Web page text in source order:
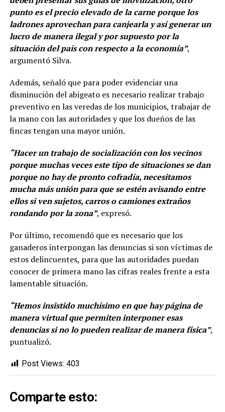
punto es el precio elevado de la carne porque los
ladrones aprovechan para canjearla y así generar un
lucro de manera ilegal y por supuesto por la
situación del país con respecto a la economía”,
argumentó Silva.
Además, señaló que para poder evidenciar una
disminución del abigeato es necesario realizar trabajo
preventivo en las veredas de los municipios, trabajar de
la mano con las autoridades y que los dueños de las
fincas tengan una mayor unión.
“Hacer un trabajo de socialización con los vecinos
porque muchas veces este tipo de situaciones se dan
porque no hay de pronto cofradía, necesitamos
mucha más unión para que se estén avisando entre
ellos si ven sujetos, carros o camiones extraños
rondando por la zona”, expresó.
Por último, recomendó que es necesario que los
ganaderos interpongan las denuncias si son víctimas de
estos delincuentes, para que las autoridades puedan
conocer de primera mano las cifras reales frente a esta
lamentable situación.
“Hemos insistido muchísimo en que hay página de
manera virtual que permiten interponer esas
denuncias si no lo pueden realizar de manera física”,
puntualizó.
Post Views: 403
Comparte esto: